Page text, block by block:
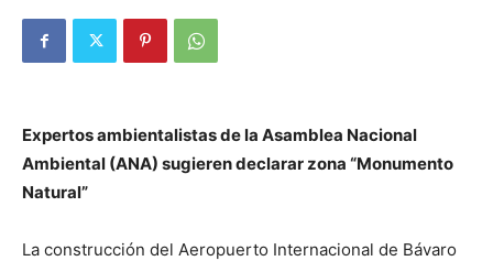
Expertos ambientalistas dela Asamblea Nacional
Ambiental (ANA) sugieren declarar zona “Monumento
Natural”
La construcción del Aeropuerto Internacional de Bávaro